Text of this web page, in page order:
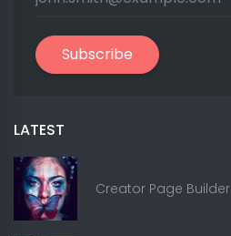
Subscribe
LATEST
Creator Page Builder